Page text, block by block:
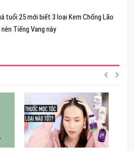
tuổi 25 mới biết 3 loại Kem Chống Lão
Tiếng Vang này